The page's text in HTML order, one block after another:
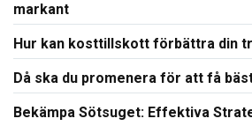
markant
Hur kan kosttillskott förbättra din
Då ska du promenera för att få
Bekämpa Sötsuget: Effektiva